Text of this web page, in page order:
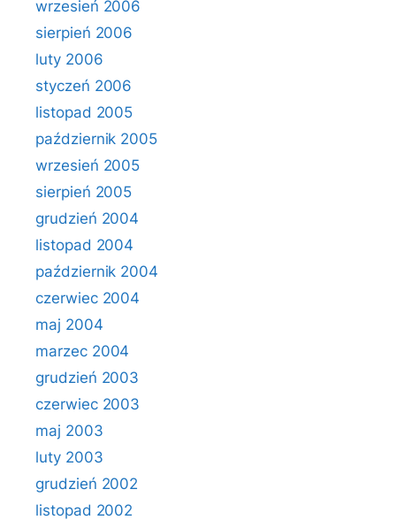
wrzesień 2006
sierpień 2006
luty 2006
styczeń 2006
listopad 2005
październik 2005
wrzesień 2005
sierpień 2005
grudzień 2004
listopad 2004
październik 2004
czerwiec 2004
maj 2004
marzec 2004
grudzień 2003
czerwiec 2003
maj 2003
luty 2003
grudzień 2002
listopad 2002